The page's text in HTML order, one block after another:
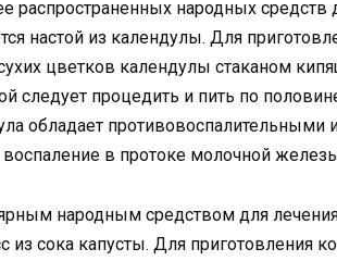
распространенных народных средств
настой из календулы. Для
цветков календулы стаканом
следует процедить и пить по
обладает
воспаление в протоке молочной
народным средством для
из сока капусты. Для приготовления